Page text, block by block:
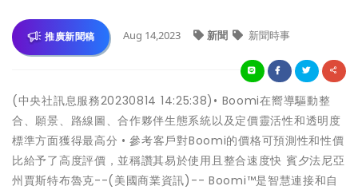
推廣新聞稿 Aug 14,2023 新聞 新聞時事
(中央社訊息服務20230814 14:25:38)• Boomi在嚮導驅動整
合、願景、路線圖、合作夥伴生態系統以及定價靈活性和透明度
標準方面獲得最高分 • 參考客戶對Boomi的價格可預測性和性價
比給予了高度評價，並稱讚其易於使用且整合速度快 賓夕法尼亞
州賈斯特布魯克--(美國商業資訊)-- Boomi™是智慧連接和自